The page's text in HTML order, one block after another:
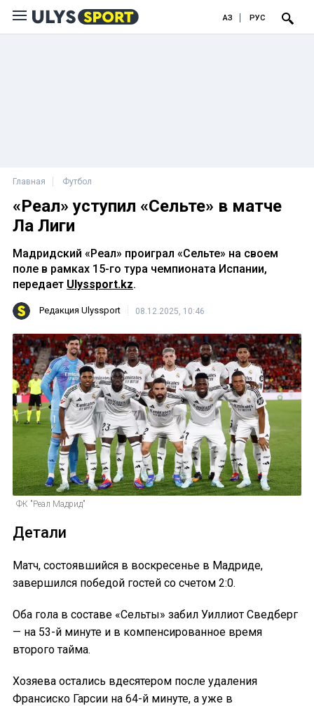
ҚАЗ РУС
Главная Футбол
«Реал» уступил «Сельте» в матче
Ла Лиги
Мадридский «Реал» проиграл «Сельте» на своем
поле в рамках 15-го тура чемпионата Испании,
передает Ulyssport.kz.
Редакция Ulyssport 08.12.2025, 10:46
ФК "Реал Мадрид"
Детали
Матч, состоявшийся в воскресенье в Мадриде,
завершился победой гостей со счетом 2:0.
Оба гола в составе «Сельты» забил Уиллиот Сведберг
— на 53-й минуте и в компенсированное время
второго тайма.
Хозяева остались вдесятером после удаления
Франсиско Гарсии на 64-й минуте, а уже в